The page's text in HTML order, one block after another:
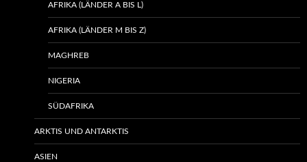
AFRIKA (LÄNDER A BIS L)
AFRIKA (LÄNDER M BIS Z)
MAGHREB
NIGERIA
SÜDAFRIKA
ARKTIS UND ANTARKTIS
ASIEN